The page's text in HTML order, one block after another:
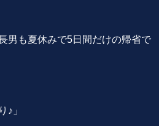
男も夏休みで5日間だけの帰省で
♪」